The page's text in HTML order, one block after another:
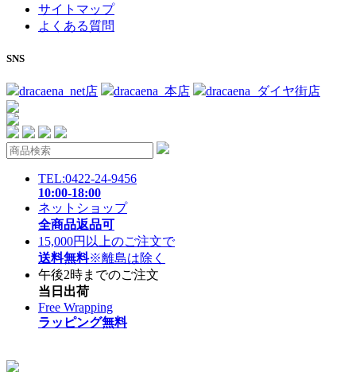
サイトマップ
よくある質問
SNS
dracaena_net店 dracaena_本店 dracaena_ダイヤ街店
TEL:0422-24-9456
10:00-18:00
ネットショップ
全商品返品可
15,000円以上のご注文で
送料無料※離島は除く
午後2時までのご注文
当日出荷
Free Wrapping
ラッピング無料